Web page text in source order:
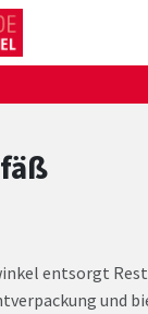
entsorgt
und